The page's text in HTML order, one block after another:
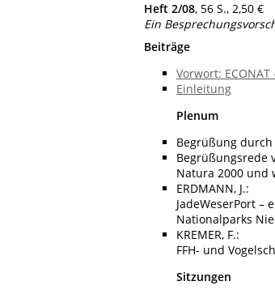
Heft 2/08, 56 S., 2,50 €
Ein
Beiträge
Vorwort:
Einleitung
Plenum
Begrüßung durch
Begrüßungsrede
Natura 2000 und
ERDMANN, J.:
JadeWeserPort –
Nationalparks
KREMER, F.:
FFH- und
Sitzungen